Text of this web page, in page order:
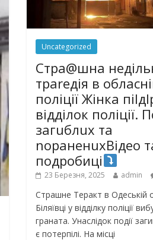
Uncategorized
Стра@шна
траrедія в
поліції Жінка
відділок поліції.
загuблuх та
nораненuхВідео
подробиці
23 Березня, 2025 admin
Страшне Теракт в Одеській
Біляївці у відділку поліції
граната. Унаслідок події
є потерпілі. На місці